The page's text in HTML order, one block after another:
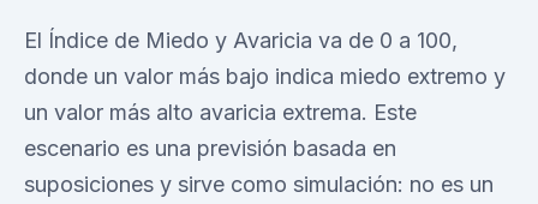
El Índice de Miedo y Avaricia va de 0 a 100,
donde un valor más bajo indica miedo extremo y
un valor más alto avaricia extrema. Este
escenario es una previsión basada en
suposiciones y sirve como simulación: no es un